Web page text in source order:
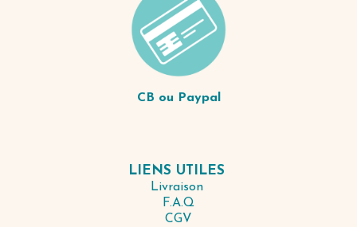
CB ou Paypal
LIENS UTILES
Livraison
F.A.Q
CGV